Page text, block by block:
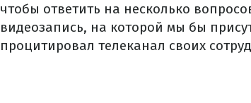
чтобы ответить на несколько
видеозапись, на которой мы бы
процитировал телеканал своих